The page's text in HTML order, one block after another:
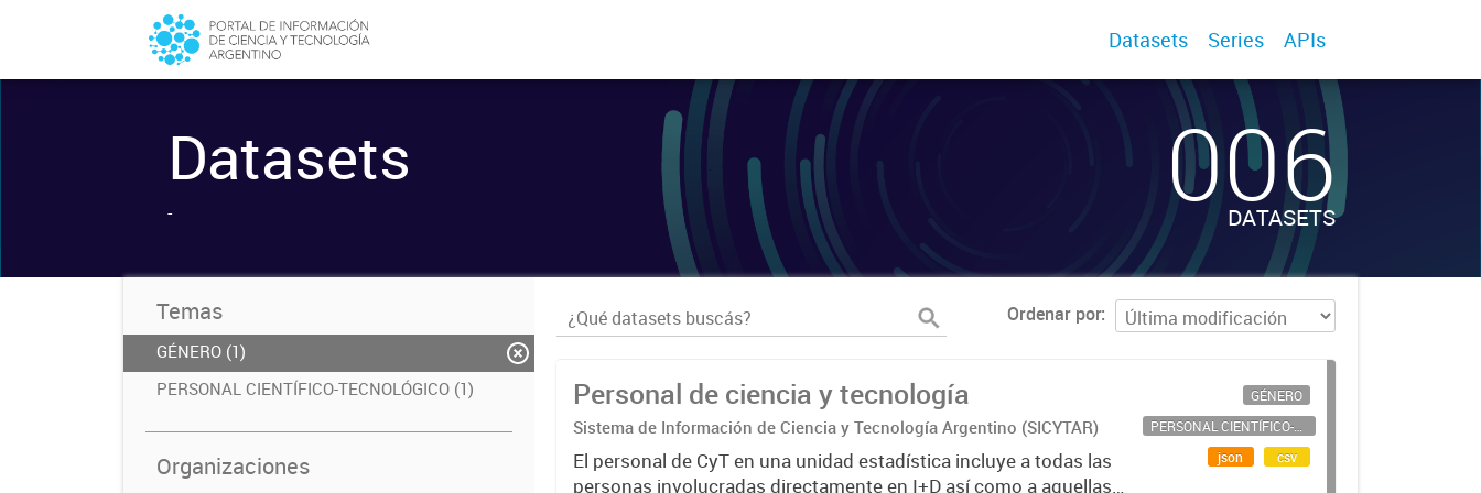
Datasets Series APIs
Datasets
- 006
DATASETS
Temas
GÉNERO (1)
PERSONAL CIENTÍFICO-TECNOLÓGICO (1)
Organizaciones
Ordenar por
Personal de ciencia y tecnología
Sistema de Información de Ciencia y Tecnología Argentino (SICYTAR)
El personal de CyT en una unidad estadística incluye a todas las
personas involucradas directamente en I+D así como a aquellas
GÉNERO
PERSONAL CIENTÍFICO-TECNOLÓGICO
json
csv